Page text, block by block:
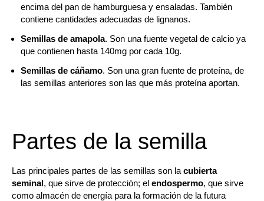
encima del pan de hamburguesa y ensaladas. También
contiene cantidades adecuadas de lignanos.
Semillas de amapola. Son una fuente vegetal de calcio ya
que contienen hasta 140mg por cada 10g.
Semillas de cáñamo. Son una gran fuente de proteína, de
las semillas anteriores son las que más proteína aportan.
Partes de la semilla
Las principales partes de las semillas son la cubierta
seminal, que sirve de protección; el endospermo, que sirve
como almacén de energía para la formación de la futura